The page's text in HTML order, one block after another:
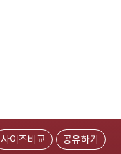
사이즈비교 공유하기